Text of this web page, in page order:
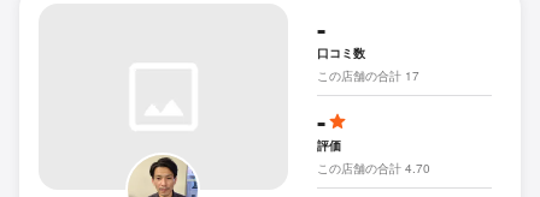
-
口コミ数
この店舗の合計 17
-
評価
この店舗の合計 4.70